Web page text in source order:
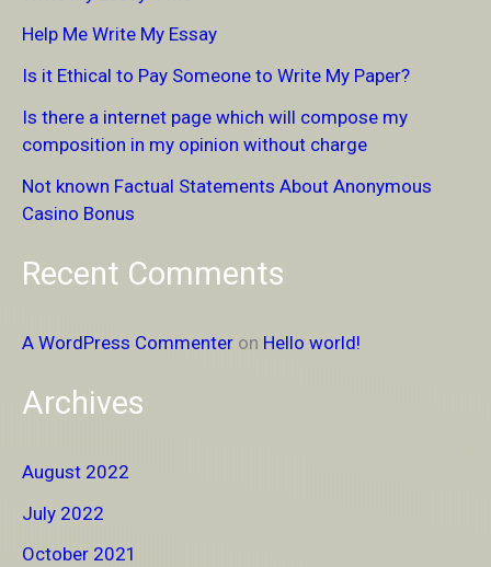
c
h
f
o
r
:
Help Me Write My Essay
Is it Ethical to Pay Someone to Write My Paper?
Is there a internet page which will compose my
composition in my opinion without charge
Not known Factual Statements About Anonymous
Casino Bonus
Recent Comments
A WordPress Commenter on Hello world!
Archives
August 2022
July 2022
October 2021